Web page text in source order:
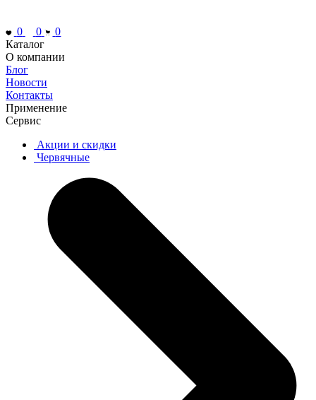
0 0
0
Каталог
О компании
Блог
Новости
Контакты
Применение
Сервис
Акции и скидки
Червячные